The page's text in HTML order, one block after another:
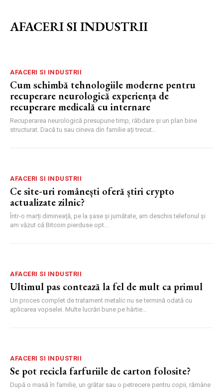
AFACERI SI INDUSTRII
AFACERI SI INDUSTRII
Cum schimbă tehnologiile moderne pentru
recuperare neurologică experiența de
recuperare medicală cu internare
Recuperarea neurologică presupune timp, răbdare și un plan bine
structurat. Dacă tu sau cineva din familie ați trecut...
AFACERI SI INDUSTRII
Ce site-uri românești oferă știri crypto
actualizate zilnic?
Într-o marți dimineață, pe la șase și jumătate, am deschis telefonul și
am văzut că Bitcoin pierduse opt...
AFACERI SI INDUSTRII
Ultimul pas contează la fel de mult ca primul
Un proces complet de tratament metalic nu se termină odată cu
aplicarea vopselei. Multe lucrări bune pe hârtie...
AFACERI SI INDUSTRII
Se pot recicla farfuriile de carton folosite?
După o masă în familie, un grătar sau o petrecere pentru copii, rămâne